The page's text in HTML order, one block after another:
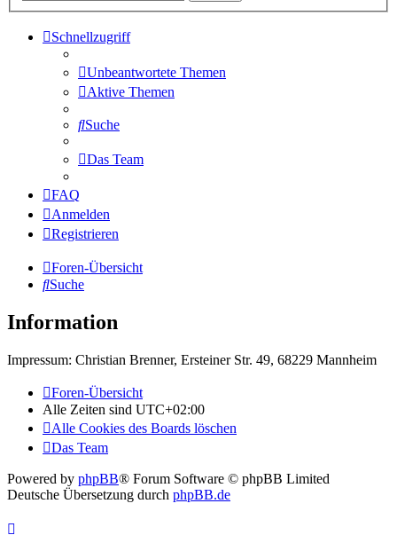
Schnellzugriff
Unbeantwortete Themen
Aktive Themen
Suche
Das Team
FAQ
Anmelden
Registrieren
Foren-Übersicht
Suche
Information
Impressum: Christian Brenner, Ersteiner Str. 49, 68229 Mannheim
Foren-Übersicht
Alle Zeiten sind UTC+02:00
Alle Cookies des Boards löschen
Das Team
Powered by phpBB® Forum Software © phpBB Limited
Deutsche Übersetzung durch phpBB.de